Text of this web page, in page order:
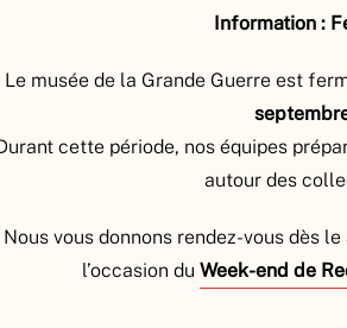
Information :
Le musée de la Grande Guerre est
cette période, nos équipes
autour des
Nous vous donnons rendez-vous dès le
l’occasion du Week-end de
H. 28 x L. 17 x P. 9 cm. N°
À LA LISTE DES COLLECTIONS